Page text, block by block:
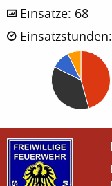
Einsätze: 68